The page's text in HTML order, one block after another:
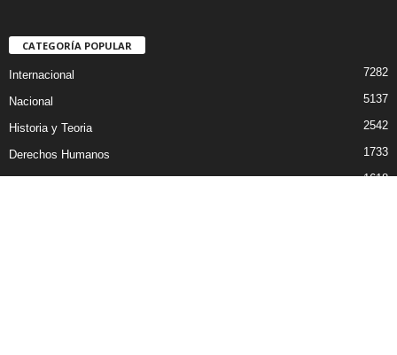
CATEGORÍA POPULAR
Internacional 7282
Nacional 5137
Historia y Teoria 2542
Derechos Humanos 1733
1618